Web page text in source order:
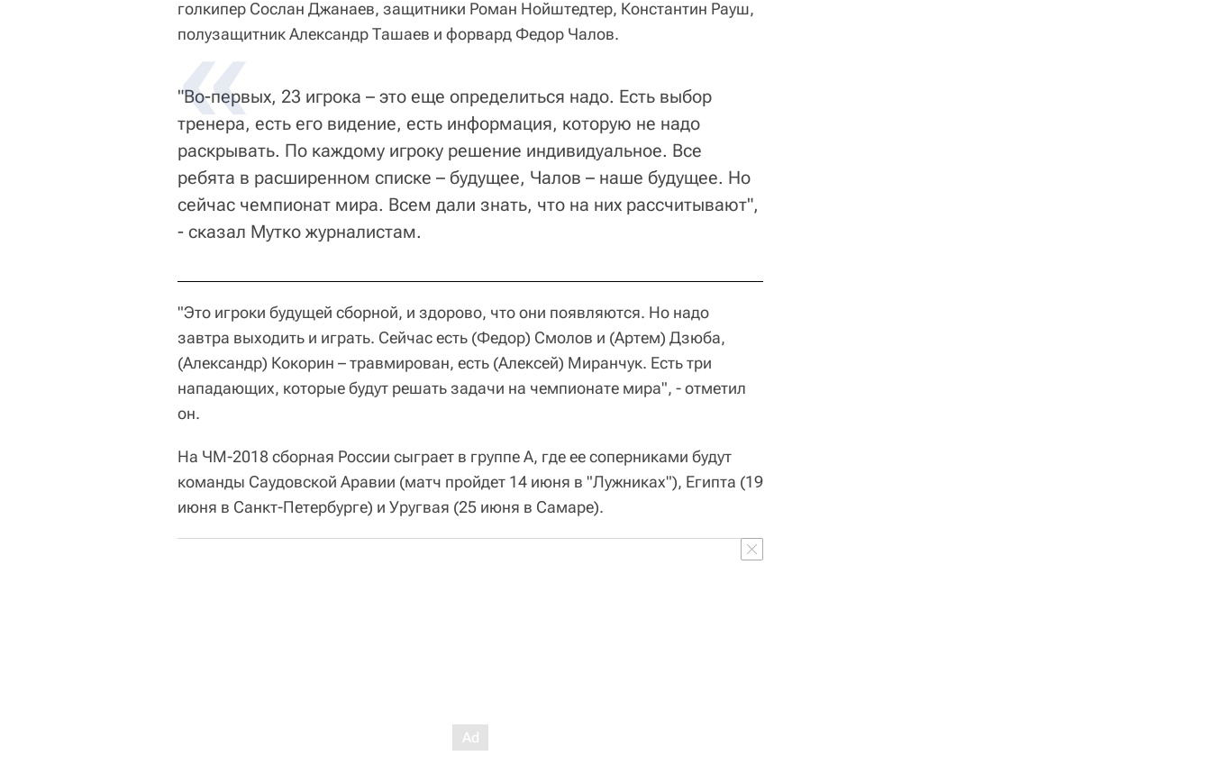
голкипер Сослан Джанаев, защитники Роман Нойштедтер, Константин Рауш,
полузащитник Александр Ташаев и форвард Федор Чалов.
"Во-первых, 23 игрока – это еще определиться надо. Есть выбор
тренера, есть его видение, есть информация, которую не надо
раскрывать. По каждому игроку решение индивидуальное. Все
ребята в расширенном списке – будущее, Чалов – наше будущее. Но
сейчас чемпионат мира. Всем дали знать, что на них рассчитывают",
- сказал Мутко журналистам.
"Это игроки будущей сборной, и здорово, что они появляются. Но надо
завтра выходить и играть. Сейчас есть (Федор) Смолов и (Артем) Дзюба,
(Александр) Кокорин – травмирован, есть (Алексей) Миранчук. Есть три
нападающих, которые будут решать задачи на чемпионате мира", - отметил
он.
На ЧМ-2018 сборная России сыграет в группе A, где ее соперниками будут
команды Саудовской Аравии (матч пройдет 14 июня в "Лужниках"), Египта (19
июня в Санкт-Петербурге) и Уругвая (25 июня в Самаре).